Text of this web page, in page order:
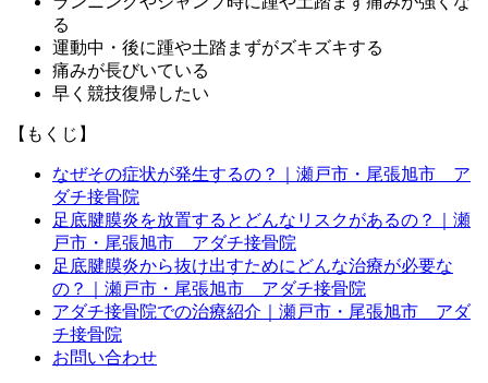
る
運動中・後に踵や土踏まずがズキズキする
痛みが長びいている
早く競技復帰したい
【もくじ】
なぜその症状が発生するの？｜瀬戸市・尾張旭市 ア
ダチ接骨院
足底腱膜炎を放置するとどんなリスクがあるの？｜瀬
戸市・尾張旭市 アダチ接骨院
足底腱膜炎から抜け出すためにどんな治療が必要な
の？｜瀬戸市・尾張旭市 アダチ接骨院
アダチ接骨院での治療紹介｜瀬戸市・尾張旭市 アダ
チ接骨院
お問い合わせ